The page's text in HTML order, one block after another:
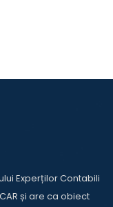
Experților Contabili
și are ca obiect